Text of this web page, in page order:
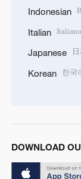
Indonesian
Italian Italiano
Japanese
Korean 한국
DOWNLOAD